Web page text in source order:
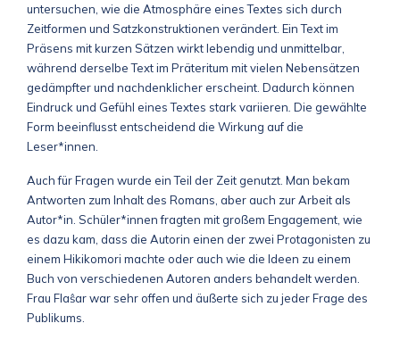
untersuchen, wie die Atmosphäre eines Textes sich durch
Zeitformen und Satzkonstruktionen verändert. Ein Text im
Präsens mit kurzen Sätzen wirkt lebendig und unmittelbar,
während derselbe Text im Präteritum mit vielen Nebensätzen
gedämpfter und nachdenklicher erscheint. Dadurch können
Eindruck und Gefühl eines Textes stark variieren Die gewählte
Form beeinflusst entscheidend die Wirkung auf die
Leser*innen.
Auch für Fragen wurde ein Teil der Zeit genutzt. Man bekam
Antworten zum Inhalt des Romans, aber auch zur Arbeit als
Autor*in. Schüler*innen fragten mit großem Engagement, wie
es dazu kam, dass die Autorin einen der zwei Protagonisten zu
einem Hikikomori machte oder auch wie die Ideen zu einem
Buch von verschiedenen Autoren anders behandelt werden.
Frau Flaŝar war sehr offen und äußerte sich zu jeder Frage des
Publikums.